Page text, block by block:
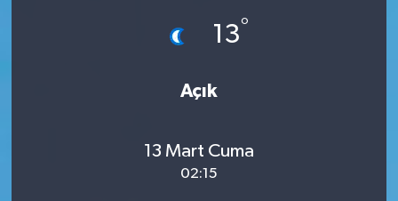
13°
Açık
13 Mart Cuma
02:15